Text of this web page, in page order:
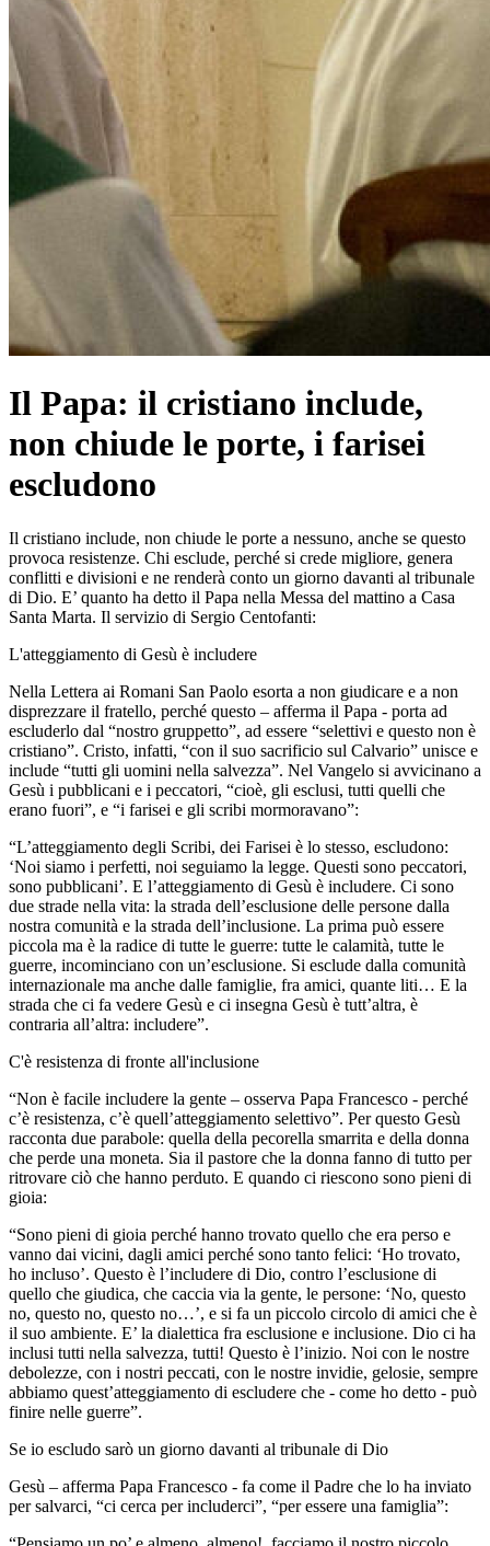
Il Papa: il cristiano include,
non chiude le porte, i farisei
escludono
Il cristiano include, non chiude le porte a nessuno, anche se questo
provoca resistenze. Chi esclude, perché si crede migliore, genera
conflitti e divisioni e ne renderà conto un giorno davanti al tribunale
di Dio. E’ quanto ha detto il Papa nella Messa del mattino a Casa
Santa Marta. Il servizio di Sergio Centofanti:
L'atteggiamento di Gesù è includere
Nella Lettera ai Romani San Paolo esorta a non giudicare e a non
disprezzare il fratello, perché questo – afferma il Papa - porta ad
escluderlo dal “nostro gruppetto”, ad essere “selettivi e questo non è
cristiano”. Cristo, infatti, “con il suo sacrificio sul Calvario” unisce e
include “tutti gli uomini nella salvezza”. Nel Vangelo si avvicinano a
Gesù i pubblicani e i peccatori, “cioè, gli esclusi, tutti quelli che
erano fuori”, e “i farisei e gli scribi mormoravano”:
“L’atteggiamento degli Scribi, dei Farisei è lo stesso, escludono:
‘Noi siamo i perfetti, noi seguiamo la legge. Questi sono peccatori,
sono pubblicani’. E l’atteggiamento di Gesù è includere. Ci sono
due strade nella vita: la strada dell’esclusione delle persone dalla
nostra comunità e la strada dell’inclusione. La prima può essere
piccola ma è la radice di tutte le guerre: tutte le calamità, tutte le
guerre, incominciano con un’esclusione. Si esclude dalla comunità
internazionale ma anche dalle famiglie, fra amici, quante liti… E la
strada che ci fa vedere Gesù e ci insegna Gesù è tutt’altra, è
contraria all’altra: includere”.
C'è resistenza di fronte all'inclusione
“Non è facile includere la gente – osserva Papa Francesco - perché
c’è resistenza, c’è quell’atteggiamento selettivo”. Per questo Gesù
racconta due parabole: quella della pecorella smarrita e della donna
che perde una moneta. Sia il pastore che la donna fanno di tutto per
ritrovare ciò che hanno perduto. E quando ci riescono sono pieni di
gioia:
“Sono pieni di gioia perché hanno trovato quello che era perso e
vanno dai vicini, dagli amici perché sono tanto felici: ‘Ho trovato,
ho incluso’. Questo è l’includere di Dio, contro l’esclusione di
quello che giudica, che caccia via la gente, le persone: ‘No, questo
no, questo no, questo no…’, e si fa un piccolo circolo di amici che è
il suo ambiente. E’ la dialettica fra esclusione e inclusione. Dio ci ha
inclusi tutti nella salvezza, tutti! Questo è l’inizio. Noi con le nostre
debolezze, con i nostri peccati, con le nostre invidie, gelosie, sempre
abbiamo quest’atteggiamento di escludere che - come ho detto - può
finire nelle guerre”.
Se io escludo sarò un giorno davanti al tribunale di Dio
Gesù – afferma Papa Francesco - fa come il Padre che lo ha inviato
per salvarci, “ci cerca per includerci”, “per essere una famiglia”: